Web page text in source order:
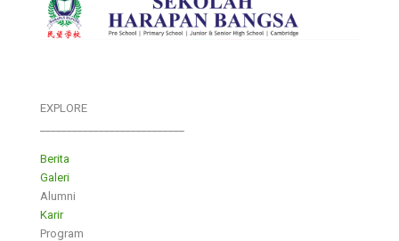
EXPLORE
Berita
Galeri
Alumni
Karir
Program